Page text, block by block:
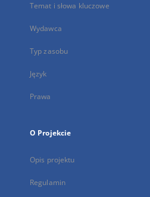
Temat i słowa kluczowe
Wydawca
Typ zasobu
Język
Prawa
O Projekcie
Opis projektu
Regulamin